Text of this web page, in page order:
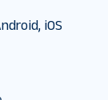
iOS